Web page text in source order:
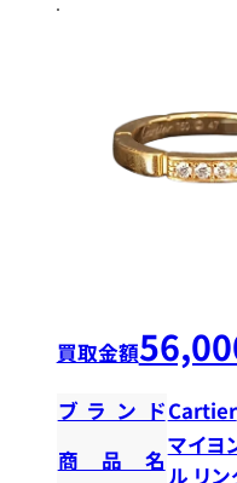
買取金額
ブランドCartier
商品名
マイヨ
ル リ